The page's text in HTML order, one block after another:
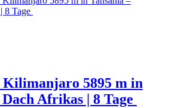
Kilimanjaro 5895 m in
Afrikas | 8 Tage